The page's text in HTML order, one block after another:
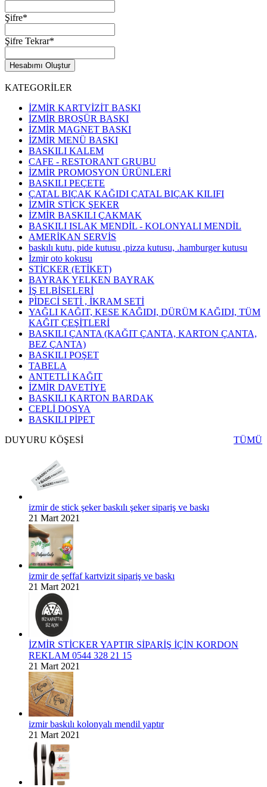
Şifre*
Şifre Tekrar*
Hesabımı Oluştur
KATEGORİLER
İZMİR KARTVİZİT BASKI
İZMİR BROŞÜR BASKI
İZMİR MAGNET BASKI
İZMİR MENÜ BASKI
BASKILI KALEM
CAFE - RESTORANT GRUBU
İZMİR PROMOSYON ÜRÜNLERİ
BASKILI PEÇETE
ÇATAL BIÇAK KAĞIDI ÇATAL BIÇAK KILIFI
İZMİR STİCK ŞEKER
İZMİR BASKILI ÇAKMAK
BASKILI ISLAK MENDİL - KOLONYALI MENDİL
AMERİKAN SERVİS
baskılı kutu, pide kutusu ,pizza kutusu, .hamburger kutusu
İzmir oto kokusu
STİCKER (ETİKET)
BAYRAK YELKEN BAYRAK
İŞ ELBİSELERİ
PİDECİ SETİ , İKRAM SETİ
YAĞLI KAĞIT, KESE KAĞIDI, DÜRÜM KAĞIDI, TÜM
KAĞIT ÇEŞİTLERİ
BASKILI ÇANTA (KAĞIT ÇANTA, KARTON ÇANTA,
BEZ ÇANTA)
BASKILI POŞET
TABELA
ANTETLİ KAĞIT
İZMİR DAVETİYE
BASKILI KARTON BARDAK
CEPLİ DOSYA
BASKILI PİPET
DUYURU KÖŞESİ
TÜMÜ
izmir de stick şeker baskılı şeker sipariş ve baskı
21 Mart 2021
izmir de şeffaf kartvizit sipariş ve baskı
21 Mart 2021
İZMİR STİCKER YAPTIR SİPARİŞ İÇİN KORDON
REKLAM 0544 328 21 15
21 Mart 2021
izmir baskılı kolonyalı mendil yaptır
21 Mart 2021